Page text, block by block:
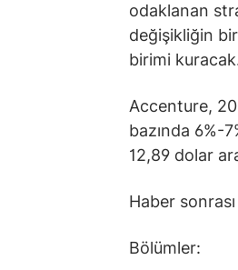
odaklanan
değişikliğin
birimi
Accenture,
bazında 6%-
12,89 dolar
Haber
Bölümler: